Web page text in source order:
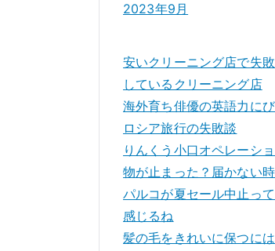
2023年9月
安いクリーニング店で失
しているクリーニング店
海外育ち俳優の英語力に
ロシア旅行の失敗談
りんくう小口オペレーシ
物が止まった？届かない
パルコが夏セール中止っ
感じるね
髪の毛をきれいに保つに